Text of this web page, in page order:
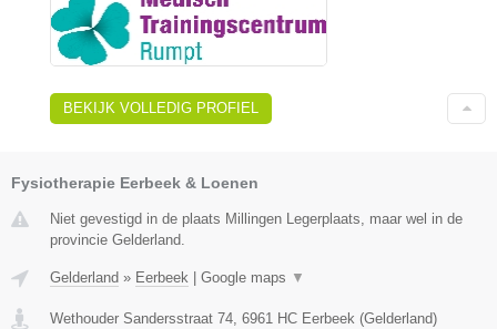
BEKIJK VOLLEDIG PROFIEL
Fysiotherapie Eerbeek & Loenen
Niet gevestigd in de plaats Millingen Legerplaats, maar wel in de
provincie Gelderland.
Gelderland » Eerbeek | Google maps ▼
Wethouder Sandersstraat 74 6961 HC Eerbeek (Gelderland)